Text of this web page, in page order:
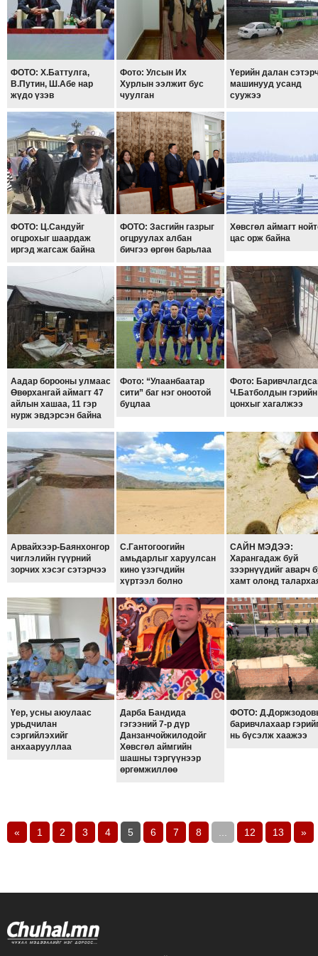
МЭДЭХҮЙ
ТЕХНОЛОГИ
ҮЙЛДВЭРИЙН
ЭРГЭН
ХАВРЫН
ЧУУЛГАНЫ
ЭРГЭН
ТОЙРОНД
"ОУВС"-
ИЙН
ЭРГЭН
ТОЙРОНД
ТАЙМ"ЫН
ЭРГЭН
ТОЙРОНД
ГРАНАТ
ДЭЛБЭРСЭН
ОСЛЫН
ЭРГЭН
ТОЙРОНД
ТӨВСИЙН
ТОДОТГОЛЫН
ЭРГЭН
ТОЙРОНД
ЕРӨНХИЙЛӨГЧИЙН
ЭРГЭН
ТОЙРОНД
ДҮГЭЭР
СУРГУУЛИЙН
ЭРГЭН
ТОЙРОНД
ЗӨРЧЛИЙН
ХУУЛИЙН
ТОЙРОНД
ЕРӨНХИЙЛӨГЧИЙН
ФОТО: Х.Баттулга,
В.Путин, Ш.Абе нар
жүдо үзэв
Фото: Улсын Их
Хурлын ээлжит бус
чуулган
Үерийн далан
машинууд усанд
суужээ
ФОТО: Ц.Сандуйг
огцрохыг шаардаж
иргэд жагсаж байна
ФОТО: Засгийн газрыг
огцруулах албан
бичгээ өргөн барьлаа
Хөвсгөл аймагт
цас орж байна
Аадар борооны улмаас
Өвөрхангай аймагт 47
айлын хашаа, 11 гэр
нурж эвдэрсэн байна
Фото: “Улаанбаатар
сити” баг нэг оноотой
буцлаа
Фото:
Ч.Батболдын гэрийн
цонхыг хагалжээ
Арвайхээр-Баянхонгор
чиглэлийн гүүрний
зорчих хэсэг сэтэрчээ
С.Гантогоогийн
амьдарлыг харуулсан
кино үзэгчдийн
хүртээл болно
САЙН МЭДЭЭ:
Харангадаж буй
зээрнүүдийг аварч
хамт олонд
Үер, усны аюулаас
урьдчилан
сэргийлэхийг
анхаарууллаа
Дарба Бандида
гэгээний 7-р дүр
Данзанчойжилодойг
Хөвсгөл аймгийн
шашны тэргүүнээр
өргөмжиллөө
ФОТО:
баривчлахаар
нь бүсэлж хаажээ
« 1 2 3 4 5 6 7 8 ... 12 13 »